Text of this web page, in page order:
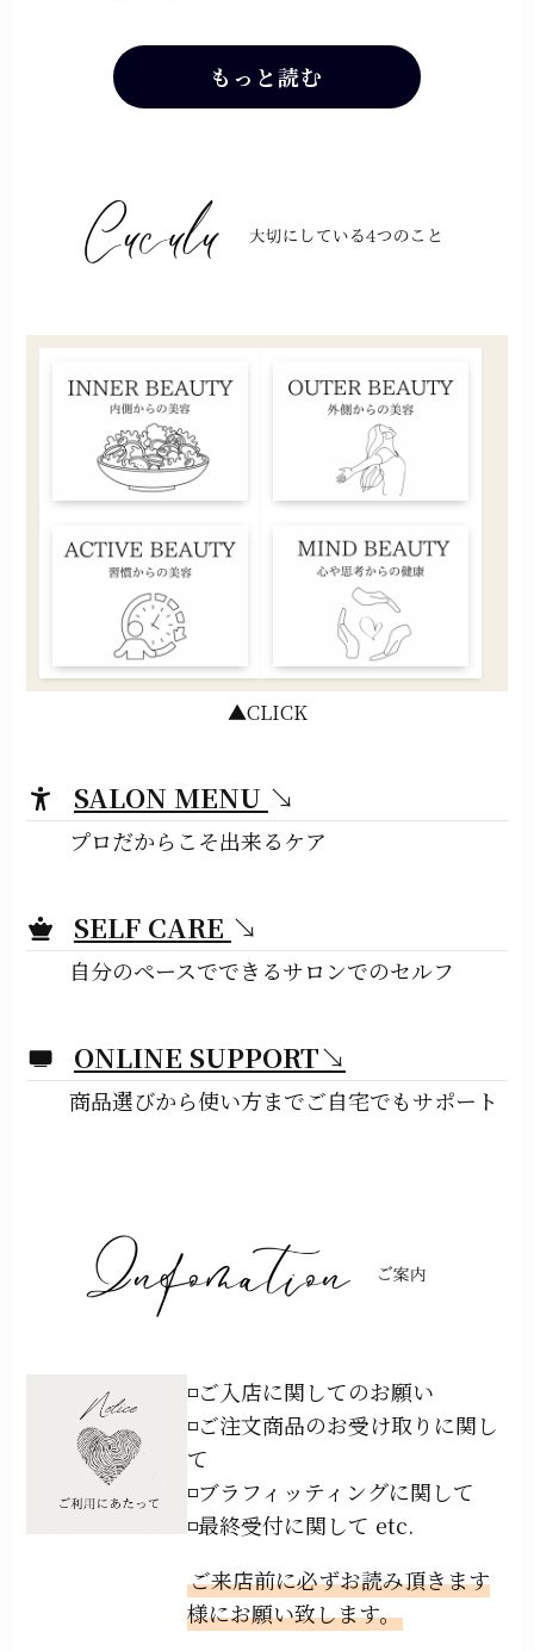
もっと読む
▲CLICK
SALON MENU ↘︎
プロだからこそ出来るケア
SELF CARE ↘︎
自分のペースでできるサロンでのセルフ
ONLINE SUPPORT↘︎
商品選びから使い方までご自宅でもサポート
◽️ご入店に関してのお願い
◽️ご注文商品のお受け取りに関し
て
◽️ブラフィッティングに関して
◽️最終受付に関して etc.
ご来店前に必ずお読み頂きます
様にお願い致します。